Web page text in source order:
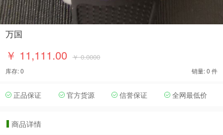
万国
￥ 11,111.00 ￥ 0.0000
库存: 0 销量: 0 件
正品保证 官方货源 信誉保证 全网最低价
商品详情